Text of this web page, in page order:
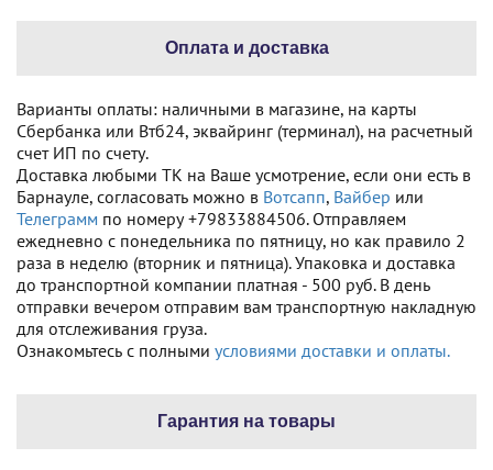
Оплата и доставка
Варианты оплаты: наличными в магазине, на карты
Сбербанка или Втб24, эквайринг (терминал), на расчетный
счет ИП по счету.
Доставка любыми ТК на Ваше усмотрение, если они есть в
Барнауле, согласовать можно в Вотсапп, Вайбер или
Телеграмм по номеру +79833884506. Отправляем
ежедневно с понедельника по пятницу, но как правило 2
раза в неделю (вторник и пятница). Упаковка и доставка
до транспортной компании платная - 500 руб. В день
отправки вечером отправим вам транспортную накладную
для отслеживания груза.
Ознакомьтесь с полными условиями доставки и оплаты.
Гарантия на товары